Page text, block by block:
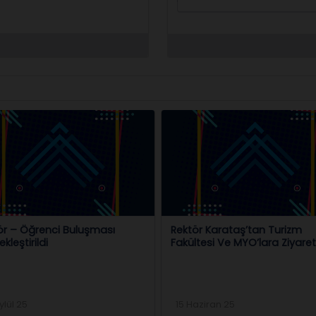
Karataş’tan Turizm
Ve MYO’lara Ziyaret
FAKÜLTEMİZDEN 7 PROJE
DESTEKLENMEYE HAK KAZANDI